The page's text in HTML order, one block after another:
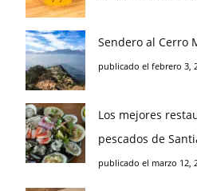
Sendero al Cerro
publicado el febrero 3,
Los mejores
pescados de
publicado el marzo 12,